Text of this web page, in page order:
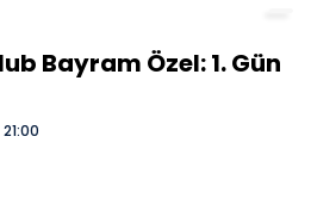
Bayram Özel: 1. Gün